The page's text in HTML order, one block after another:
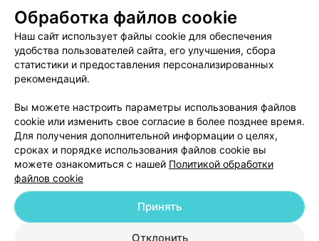
Пользовательское соглашение
Способы оплаты
Вакансии
Партнеры
Написать руководителю 103.by
Обработка персональных данных
© 2026 ООО «Артокс Лаб», УНП 191700409
| 220012, Республика Беларусь,
Обработка файлов cookie
Наш сайт использует файлы cookie для обеспечения
удобства пользователей сайта, его улучшения, сбора
статистики и предоставления персонализированных
рекомендаций.
Вы можете настроить параметры использования файлов
cookie или изменить свое согласие в более позднее время.
Для получения дополнительной информации о целях,
сроках и порядке использования файлов cookie вы
можете ознакомиться с нашей Политикой обработки
файлов cookie
Отклонить
Принять